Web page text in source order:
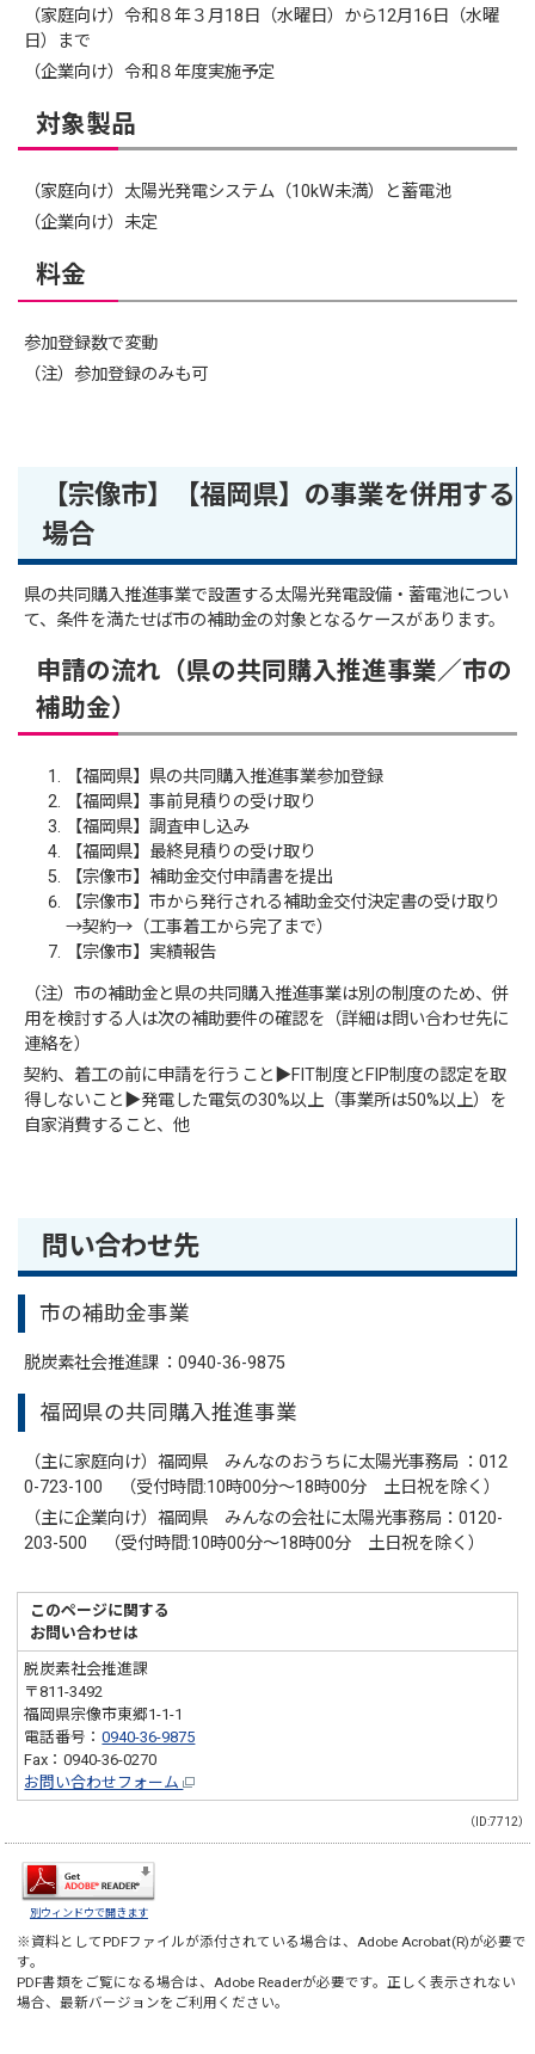
（家庭向け）令和８年３月18日（水曜日）から12月16日（水曜
日）まで
（企業向け）令和８年度実施予定
対象製品
（家庭向け）太陽光発電システム（10kW未満）と蓄電池
（企業向け）未定
料金
参加登録数で変動
（注）参加登録のみも可
【宗像市】【福岡県】の事業を併用する
場合
県の共同購入推進事業で設置する太陽光発電設備・蓄電池につい
て、条件を満たせば市の補助金の対象となるケースがあります。
申請の流れ（県の共同購入推進事業／市の
補助金）
【福岡県】県の共同購入推進事業参加登録
【福岡県】事前見積りの受け取り
【福岡県】調査申し込み
【福岡県】最終見積りの受け取り
【宗像市】補助金交付申請書を提出
【宗像市】市から発行される補助金交付決定書の受け取り
→契約→（工事着工から完了まで）
【宗像市】実績報告
（注）市の補助金と県の共同購入推進事業は別の制度のため、併
用を検討する人は次の補助要件の確認を（詳細は問い合わせ先に
連絡を）
契約、着工の前に申請を行うこと▶FIT制度とFIP制度の認定を取
得しないこと▶発電した電気の30%以上（事業所は50%以上）を
自家消費すること、他
問い合わせ先
市の補助金事業
脱炭素社会推進課 ：0940-36-9875
福岡県の共同購入推進事業
（主に家庭向け）福岡県 みんなのおうちに太陽光事務局 ：012
0-723-100 （受付時間:10時00分～18時00分 土日祝を除く）
（主に企業向け）福岡県 みんなの会社に太陽光事務局：0120-
203-500 （受付時間:10時00分～18時00分 土日祝を除く）
このページに関する
お問い合わせは
脱炭素社会推進課
〒811-3492
福岡県宗像市東郷1-1-1
電話番号：0940-36-9875
Fax：0940-36-0270
お問い合わせフォーム
（ID:7712）
別ウィンドウで開きます
※資料としてPDFファイルが添付されている場合は、Adobe Acrobat(R)が必要で
す。
PDF書類をご覧になる場合は、Adobe Readerが必要です。正しく表示されない
場合、最新バージョンをご利用ください。